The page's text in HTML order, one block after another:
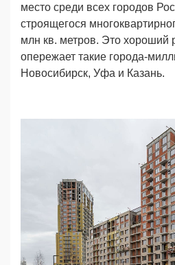
место среди всех городов
строящегося
млн кв. метров. Это хороший
опережает такие города-
Новосибирск, Уфа и Казань.